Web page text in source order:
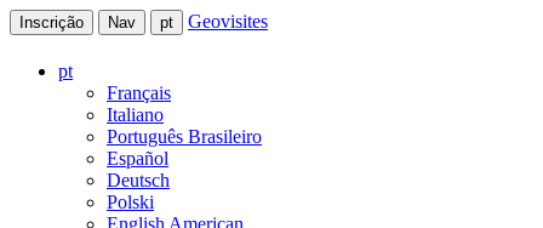
Inscrição Nav pt Geovisites
pt
Français
Italiano
Português Brasileiro
Español
Deutsch
Polski